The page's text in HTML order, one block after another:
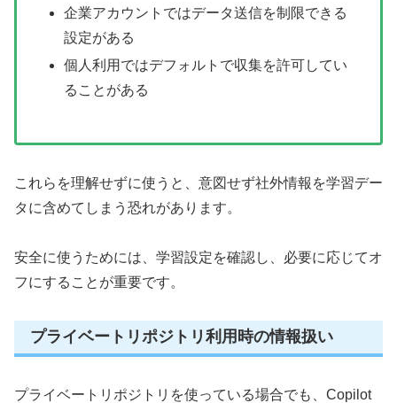
企業アカウントではデータ送信を制限できる
設定がある
個人利用ではデフォルトで収集を許可してい
ることがある
これらを理解せずに使うと、意図せず社外情報を学習デー
タに含めてしまう恐れがあります。
安全に使うためには、学習設定を確認し、必要に応じてオ
フにすることが重要です。
プライベートリポジトリ利用時の情報扱い
プライベートリポジトリを使っている場合でも、Copilot